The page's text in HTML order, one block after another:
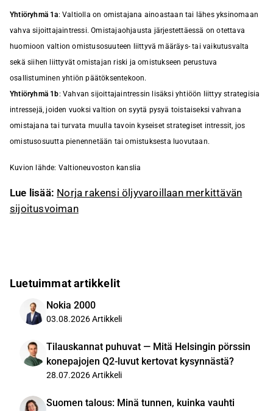
Yhtiöryhmä 1a: Valtiolla on omistajana ainoastaan tai lähes yksinomaan
vahva sijoittajaintressi. Omistajaohjausta järjestettäessä on otettava
huomioon valtion omistusosuuteen liittyvä määräys- tai vaikutusvalta
sekä siihen liittyvät omistajan riski ja omistukseen perustuva
osallistuminen yhtiön päätöksentekoon.
Yhtiöryhmä 1b: Vahvan sijoittajaintressin lisäksi yhtiöön liittyy strategisia
intressejä, joiden vuoksi valtion on syytä pysyä toistaiseksi vahvana
omistajana tai turvata muulla tavoin kyseiset strategiset intressit, jos
omistusosuutta pienennetään tai omistuksesta luovutaan.
Kuvion lähde: Valtioneuvoston kanslia
Lue lisää: Norja rakensi öljyvaroillaan merkittävän
sijoitusvoiman
Luetuimmat artikkelit
Nokia 2000
03.08.2026Artikkeli
Tilauskannat puhuvat — Mitä Helsingin pörssin
konepajojen Q2-luvut kertovat kysynnästä?
28.07.2026Artikkeli
Suomen talous: Minä tunnen, kuinka vauhti